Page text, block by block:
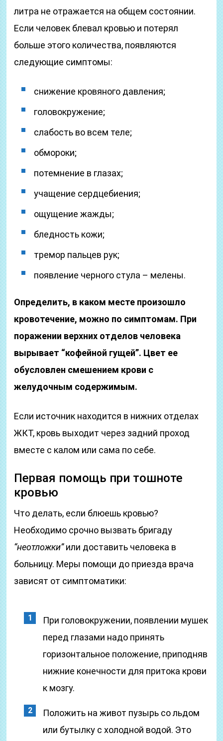
литра не отражается на общем состоянии.
Если человек блевал кровью и потерял
больше этого количества, появляются
следующие симптомы:
снижение кровяного давления;
головокружение;
слабость во всем теле;
обмороки;
потемнение в глазах;
учащение сердцебиения;
ощущение жажды;
бледность кожи;
тремор пальцев рук;
появление черного стула – мелены.
Определить, в каком месте произошло
кровотечение, можно по симптомам. При
поражении верхних отделов человека
вырывает “кофейной гущей”. Цвет ее
обусловлен смешением крови с
желудочным содержимым.
Если источник находится в нижних отделах
ЖКТ, кровь выходит через задний проход
вместе с калом или сама по себе.
Первая помощь при тошноте
кровью
Что делать, если блюешь кровью?
Необходимо срочно вызвать бригаду
“неотложки”или доставить человека в
больницу. Меры помощи до приезда врача
зависят от симптоматики:
При головокружении, появлении мушек
перед глазами надо принять
горизонтальное положение, приподняв
нижние конечности для притока крови
к мозгу.
Положить на живот пузырь со льдом
или бутылку с холодной водой. Это